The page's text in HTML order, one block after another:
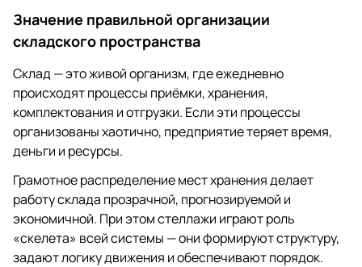
Значение правильной организации
складского пространства
Склад — это живой организм, где ежедневно
происходят процессы приёмки, хранения,
комплектования и отгрузки. Если эти процессы
организованы хаотично, предприятие теряет время,
деньги и ресурсы.
Грамотное распределение мест хранения делает
работу склада прозрачной, прогнозируемой и
экономичной. При этом стеллажи играют роль
«скелета» всей системы — они формируют структуру,
задают логику движения и обеспечивают порядок.